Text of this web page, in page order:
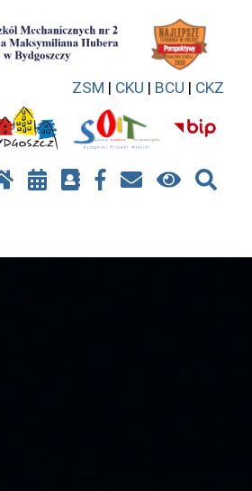
ZSM | CKU | BCU | CKZ